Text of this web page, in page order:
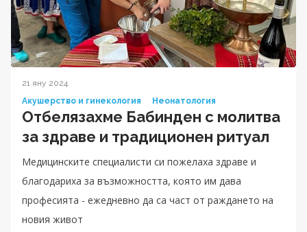
21 яну 2024
Акушерство и гинекология
Неонатология
Отбелязахме Бабинден с молитва
за здраве и традиционен ритуал
Медицинските специалисти си пожелаха здраве и
благодариха за възможността, която им дава
професията - ежедневно да са част от раждането на
новия живот